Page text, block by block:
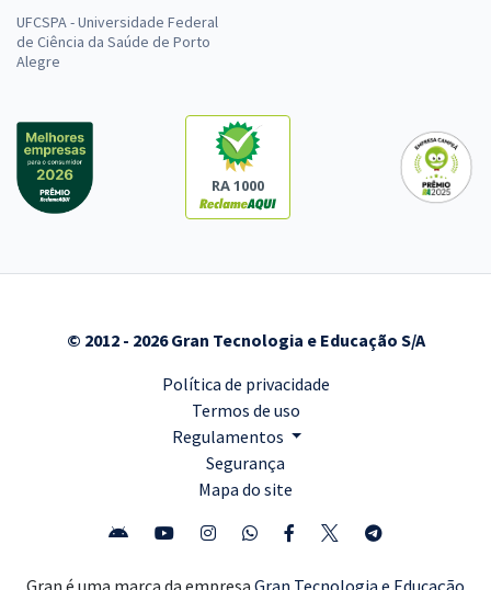
UFCSPA - Universidade Federal
de Ciência da Saúde de Porto
Alegre
RA 1000
© 2012 - 2026 Gran Tecnologia e Educação S/A
Política de privacidade
Termos de uso
Regulamentos
Segurança
Mapa do site
Gran é uma marca da empresa Gran Tecnologia e Educação